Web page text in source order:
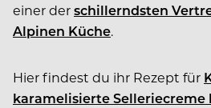
einer derschillerndsten
Alpinen Küche.
Hier findest du ihr Rezept für
karamelisierte